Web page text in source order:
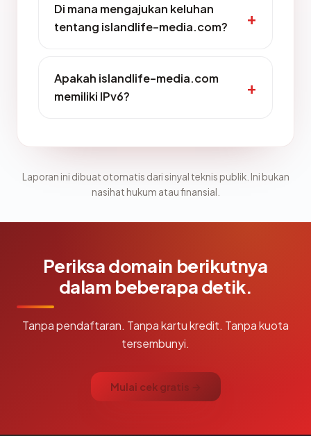
Di mana mengajukan keluhan
tentang islandlife-media.com?
Apakah islandlife-media.com
memiliki IPv6?
Laporan ini dibuat otomatis dari sinyal teknis publik. Ini bukan
nasihat hukum atau finansial.
Periksa domain berikutnya
dalam beberapa detik.
Tanpa pendaftaran. Tanpa kartu kredit. Tanpa kuota
tersembunyi.
Mulai cek gratis →